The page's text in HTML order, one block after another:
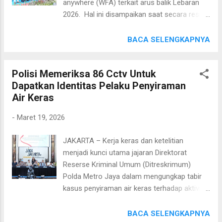
terjadi hari ini," kata Sigit. Secara khusus, Sigit
menyebut di sejumlah daerah-daerah wisata
Cianjur dan Puncak juga terdapat
anywhere (WFA) terkait arus balik Lebaran
2026. Hal ini disampaikan saat secara resmi
nasional arus balik lebaran 2026 di Gerbang
tersebut WFA dilakukan guna mengurai
kepadatan di saat puncak arus balik Lebaran
tanggal 25, 26, 27, tadi sudah saya
sehingga kemudian puncak arus mudik ini
bisa terurai," kata Sigit. Lebih lanjut, mantan
Kabareskrim Polri ini menyampaikan
pihaknya bersama stakeholders lainnya telah
menyiapkan sejumlah strategi guna
satunya pemberlakuan one way nasional
BACA SELENGKAPNYA
Polisi Memeriksa 86 Cctv Untuk
Dapatkan Identitas Pelaku Penyiraman
Air Keras
- Maret 19, 2026
JAKARTA – Kerja keras dan ketelitian
menjadi kunci utama jajaran Direktorat
Reserse Kriminal Umum (Ditreskrimum)
Polda Metro Jaya dalam mengungkap tabir
kasus penyiraman air keras terhadap aktivis
telah melakukan penyisiran dan pemeriksaan
BACA SELENGKAPNYA